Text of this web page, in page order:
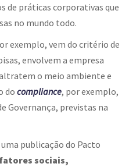
de práticas corporativas que
no mundo todo.
exemplo, vem do critério de
envolvem a empresa
o meio ambiente e
do compliance, por exemplo,
Governança, previstas na
publicação do Pacto
sociais,